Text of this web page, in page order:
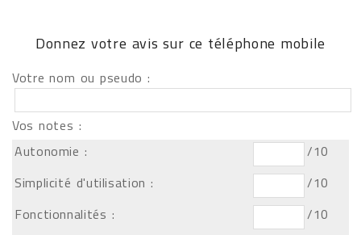
Donnez votre avis sur ce téléphone mobile
Votre nom ou pseudo :
Vos notes :
Autonomie :
/10
Simplicité d'utilisation :
/10
Fonctionnalités :
/10